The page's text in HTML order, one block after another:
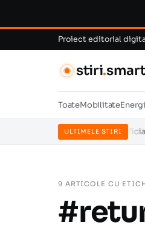
Proiect editorial
stiri.
ToateMobilitate
ULTIMELE STIRI
inteligența artificială se
9 ARTICOLE CU